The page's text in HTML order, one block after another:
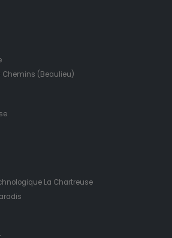
Chemins (Beaulieu)
La Chartreuse